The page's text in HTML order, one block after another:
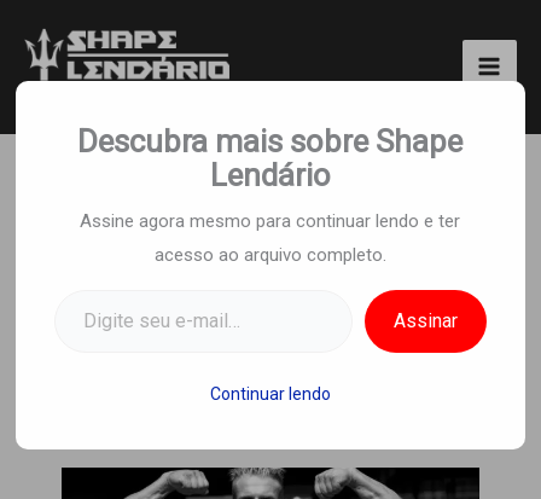
para
Treino Destruidor 12
Semanas Para Queimar
Gordura Corporal e
Descubra mais sobre Shape
Lendário
Assine agora mesmo para continuar lendo e ter
acesso ao arquivo completo.
Assinar
Continuar lendo